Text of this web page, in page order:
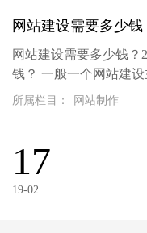
网站建设需要多少钱
网站建设需要多少钱？
钱？ 一般一个网站建
名和空间的费用 好点
所属栏目： 网站制作
17
19-02